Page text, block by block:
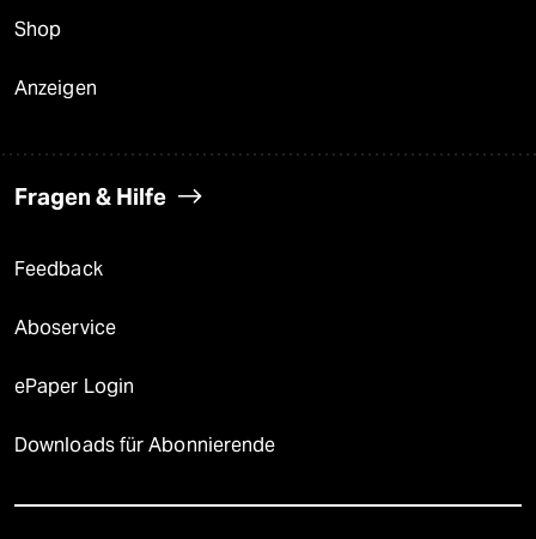
Shop
Anzeigen
Fragen & Hilfe
Feedback
Aboservice
ePaper Login
Downloads für Abonnierende